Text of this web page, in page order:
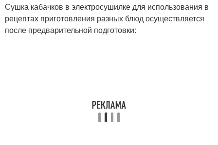
Сушка кабачков в электросушилке для использования в
рецептах приготовления разных блюд осуществляется
после предварительной подготовки: